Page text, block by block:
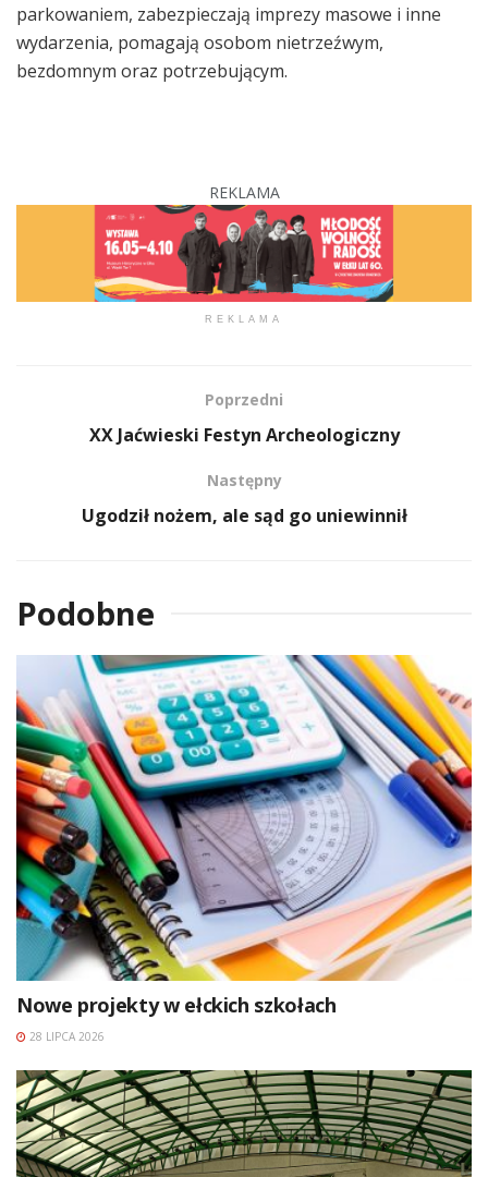
parkowaniem, zabezpieczają imprezy masowe i inne
wydarzenia, pomagają osobom nietrzeźwym,
bezdomnym oraz potrzebującym.
REKLAMA
REKLAMA
Poprzedni
XX Jaćwieski Festyn Archeologiczny
Następny
Ugodził nożem, ale sąd go uniewinnił
Podobne
Nowe projekty w ełckich szkołach
28 LIPCA 2026